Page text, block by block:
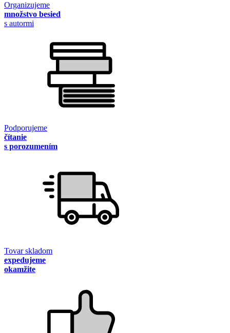
Organizujeme
množstvo besied
s autormi
Podporujeme
čítanie
s porozumením
Tovar skladom
expedujeme
okamžite